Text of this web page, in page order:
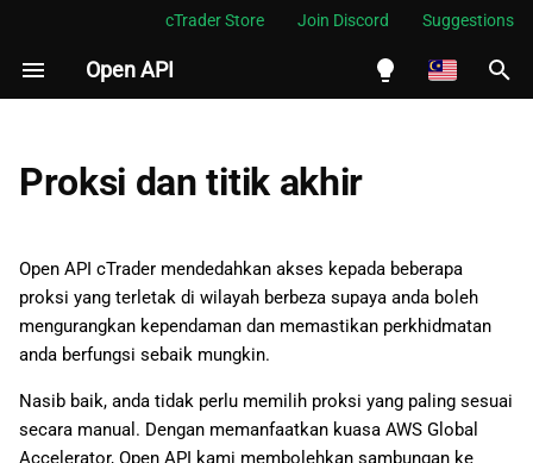
cTrader Store Join Discord Suggestions
Open API
العربية
Indonesia
Tiếng Việt
S
a
a
r
Sambungkan ke titik akhir
Proksi dan titik akhir
Open API cTrader mendedahkan akses kepada beberapa
proksi yang terletak di wilayah berbeza supaya anda boleh
mengurangkan kependaman dan memastikan perkhidmatan
anda berfungsi sebaik mungkin.
Nasib baik, anda tidak perlu memilih proksi yang paling sesuai
secara manual. Dengan memanfaatkan kuasa AWS Global
Accelerator, Open API kami membolehkan sambungan ke